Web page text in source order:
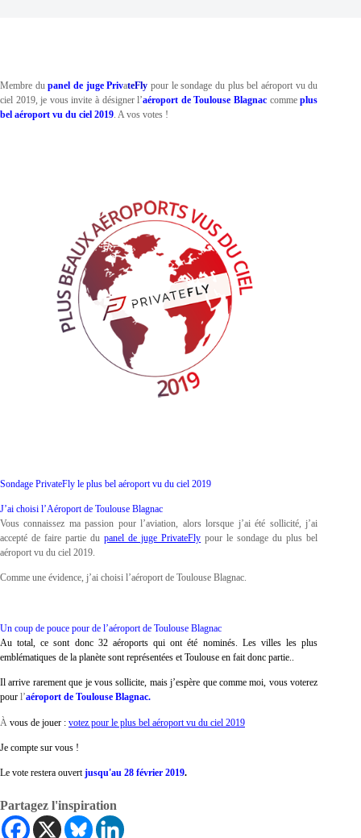
Membre dupanel de juge PrivateFly pour le sondage du plus bel aéroport vu du
ciel 2019, je vous invite à désigner l’aéroport de Toulouse Blagnac commeplus
bel aéroport vu du ciel 2019. A vos votes !
Sondage PrivateFly le plus bel aéroport vu du ciel 2019
J’ai choisi l’Aéroport de Toulouse Blagnac
Vous connaissez ma passion pour l’aviation, alors lorsque j’ai été sollicité, j’ai
accepté de faire partie dupanel de juge PrivateFly pour le sondage du plus bel
aéroport vu du ciel 2019.
Comme une évidence, j’ai choisi l’aéroport de Toulouse Blagnac.
Un coup de pouce pour de l’aéroport de Toulouse Blagnac
Au total, ce sont donc 32 aéroports qui ont été nominés. Les villes les plus
emblématiques de la planète sont représentées et Toulouse en fait donc partie..
Il arrive rarement que je vous sollicite, mais j’espère que comme moi, vous voterez
pour l’aéroport de Toulouse Blagnac.
À vous de jouer : votez pour le plus bel aéroport vu du ciel 2019
Je compte sur vous !
Le vote restera ouvertjusqu'au 28 février 2019.
Partagez l'inspiration